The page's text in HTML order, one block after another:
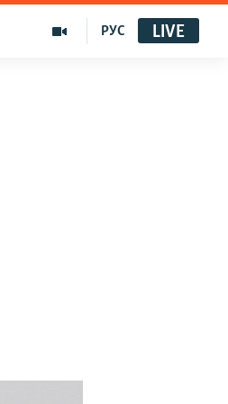
РУС LIVE